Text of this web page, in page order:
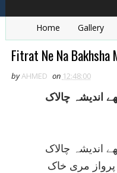
Home Gallery
Zarb e Kaleem
Fitrat Ne Na Bakhsha
byAHMED on 12:48:00
انديشہ چالاک
انديشہ چالاک
مری خاک